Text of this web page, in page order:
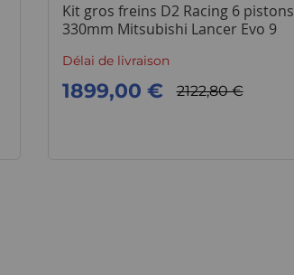
Kit gros freins D2 Racing 6 pistons
330mm Mitsubishi Lancer Evo 9
Délai de livraison
2122,80 €
1899,00 €